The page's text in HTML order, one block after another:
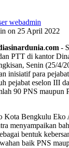
on 25 April 2022
.com -
PTT di kantor
Senin (25/4/
inisiatif para
pejabat eselon III
90 PNS maupun
Kota Bengkulu Eko
menyampaikan
bentuk
baik PNS